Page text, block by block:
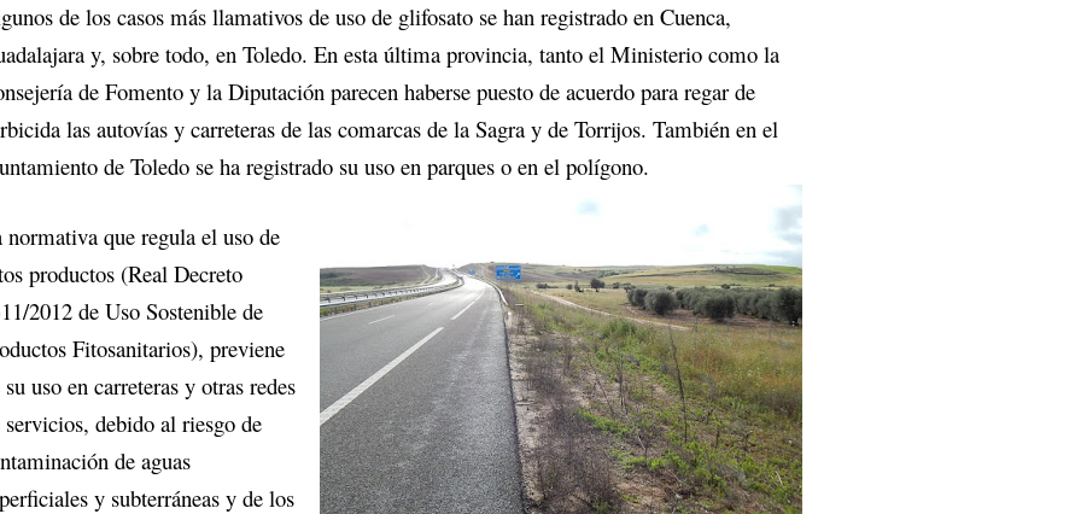
de los casos más llamativos de uso de glifosato se han registrado en Cuenca,
y, sobre todo, en Toledo. En esta última provincia, tanto el Ministerio como la
de Fomento y la Diputación parecen haberse puesto de acuerdo para regar de
las autovías y carreteras de las comarcas de la Sagra y de Torrijos. También en el
de Toledo se ha registrado su uso en parques o en el polígono.
normativa que regula el uso de
productos (Real Decreto
2012 de Uso Sostenible de
Fitosanitarios), previene
su uso en carreteras y otras redes
servicios, debido al riesgo de
de aguas
y subterráneas y de los